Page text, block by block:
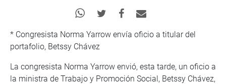
* Congresista Norma Yarrow envía oficio a titular del
portafolio, Betssy Chávez
La congresista Norma Yarrow envió, esta tarde, un oficio a
la ministra de Trabajo y Promoción Social, Betssy Chávez,